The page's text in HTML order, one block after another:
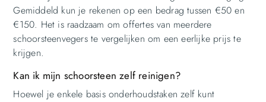
Gemiddeld kun je rekenen op een bedrag tussen €50 en
€150. Het is raadzaam om offertes van meerdere
schoorsteenvegers te vergelijken om een eerlijke prijs te
krijgen.
Kan ik mijn schoorsteen zelf reinigen?
Hoewel je enkele basis onderhoudstaken zelf kunt